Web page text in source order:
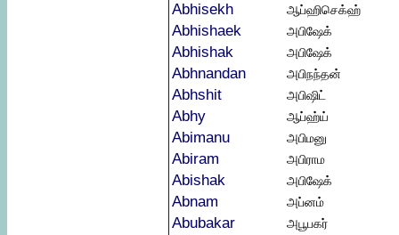
Abhisekh ஆப்ஹிசெக்ஹ்
Abhishaek அபிஷேக்
Abhishak அபிஷேக்
Abhnandan அபிநந்தன்
Abhshit அபிஷிட்
Abhy ஆப்ஹ்ய்
Abimanu அபிமனு
Abiram அபிராம
Abishak அபிஷேக்
Abnam அப்னம்
Abubakar அபூபகர்